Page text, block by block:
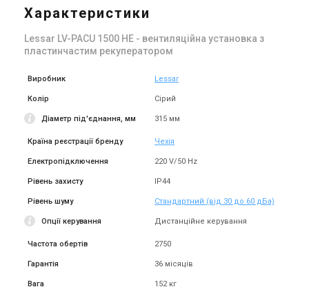
1500 HW
Ціна
Купити Купити
Характеристики
Lessar LV-PACU 1500 HE - вентиляційна установка з
пластинчастим рекуператором
Виробник Lessar
Колір Сірий
Діаметр під'єднання, мм 315 мм
Країна реєстрації бренду Чехія
Електропідключення 220 V/50 Hz
Рівень захисту IP44
Рівень шуму Стандартний (від 30 до 60 дБа)
Опції керування Дистанційне керування
Частота обертів 2750
Гарантія 36 місяців
Вага 152 кг